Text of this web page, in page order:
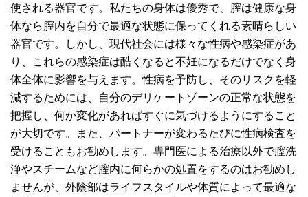
使される器官です。私たちの身体は優秀で、膣は健康な身
体なら膣内を自分で最適な状態に保ってくれる素晴らしい
器官です。しかし、現代社会には様々な性病や感染症があ
り、これらの感染症は酷くなると不妊になるだけでなく身
体全体に影響を与えます。性病を予防し、そのリスクを軽
減するためには、自分のデリケートゾーンの正常な状態を
把握し、何か変化があればすぐに気づけるようにすること
が大切です。また、パートナーが変わるたびに性病検査を
受けることもお勧めします。専門医による治療以外で膣洗
浄やスチームなど膣内に何らかの処置をするのはお勧めし
ませんが、外陰部はライフスタイルや体質によって最適な